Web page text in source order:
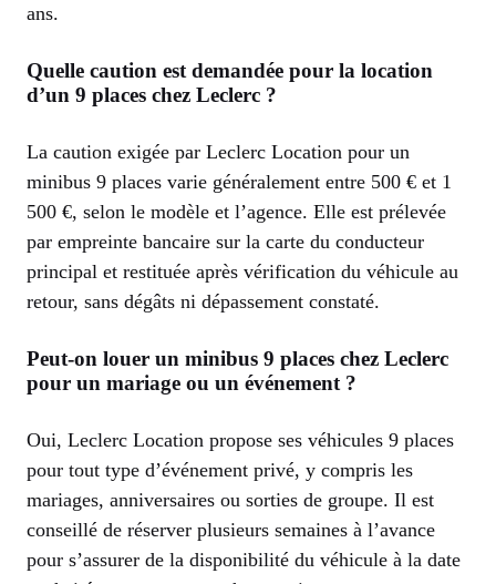
ans.
Quelle caution est demandée pour la location
d’un 9 places chez Leclerc ?
La caution exigée par Leclerc Location pour un
minibus 9 places varie généralement entre 500 € et 1
500 €, selon le modèle et l’agence. Elle est prélevée
par empreinte bancaire sur la carte du conducteur
principal et restituée après vérification du véhicule au
retour, sans dégâts ni dépassement constaté.
Peut-on louer un minibus 9 places chez Leclerc
pour un mariage ou un événement ?
Oui, Leclerc Location propose ses véhicules 9 places
pour tout type d’événement privé, y compris les
mariages, anniversaires ou sorties de groupe. Il est
conseillé de réserver plusieurs semaines à l’avance
pour s’assurer de la disponibilité du véhicule à la date